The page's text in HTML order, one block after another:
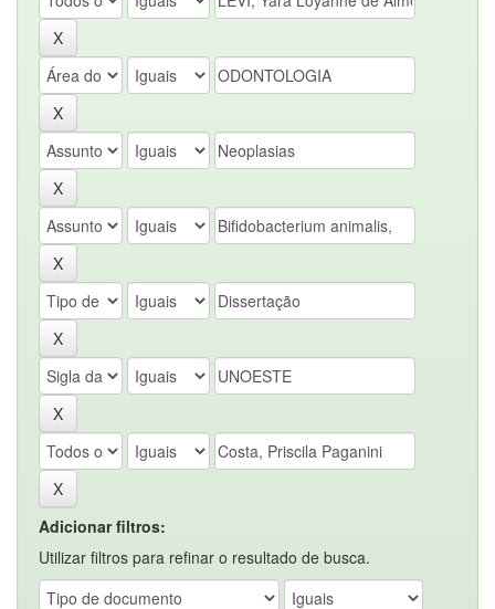
Adicionar filtros:
Utilizar filtros para refinar o resultado de busca.